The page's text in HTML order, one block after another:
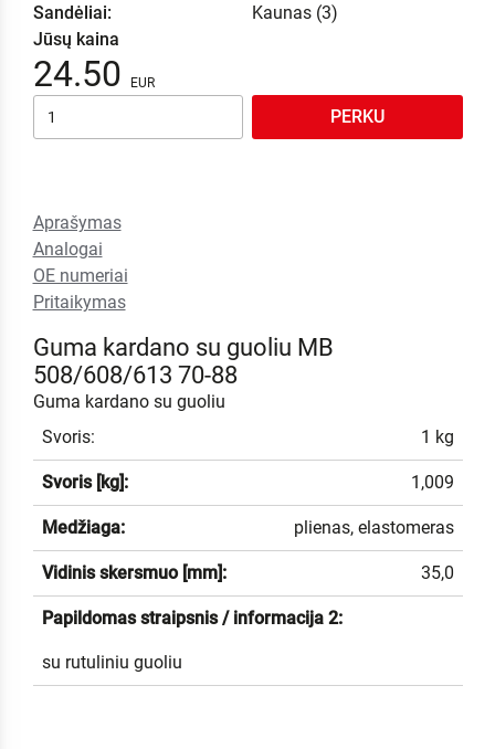
Sandėliai:
Kaunas (3)
Jūsų kaina
24.50
PERKU
Aprašymas
Analogai
OE numeriai
Pritaikymas
Guma kardano su guoliu MB
508/608/613 70-88
Guma kardano su guoliu
Svoris:
1 kg
Svoris [kg]: 1,009
Medžiaga: plienas, elastomeras
Vidinis skersmuo [mm]: 35,0
Papildomas straipsnis / informacija 2:
su rutuliniu guoliu